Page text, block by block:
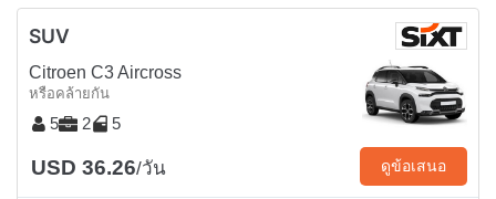
SUV
Citroen C3 Aircross
หรือคล้ายกัน
5 2 5
USD 36.26/วัน ดูข้อเสนอ